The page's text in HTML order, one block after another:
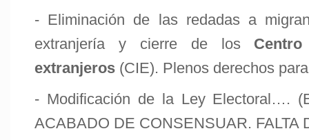
- Eliminación de las redadas a
extranjería y cierre de los
extranjeros (CIE). Plenos derechos
- Modificación de la Ley Electoral….
ACABADO DE CONSENSUAR. FALTA